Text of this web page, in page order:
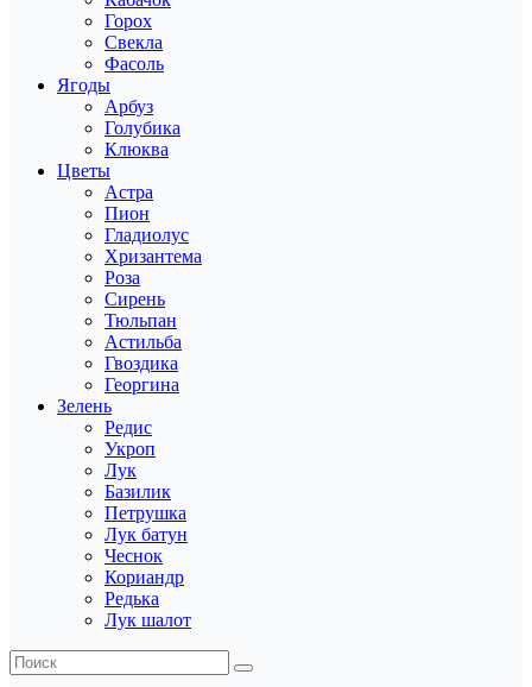
Горох
Свекла
Фасоль
Ягоды
Арбуз
Голубика
Клюква
Цветы
Астра
Пион
Гладиолус
Хризантема
Роза
Сирень
Тюльпан
Астильба
Гвоздика
Георгина
Зелень
Редис
Укроп
Лук
Базилик
Петрушка
Лук батун
Чеснок
Кориандр
Редька
Лук шалот